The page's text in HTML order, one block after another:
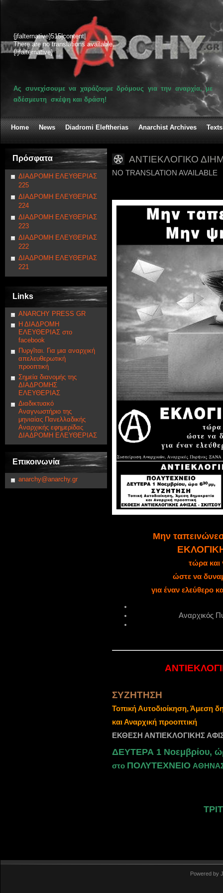
{jfalternative}515|content|
There are no translations available.
{/jfalternative}
Ας συνεχίσουμε να χαράζουμε δρόμους για την αναρχία, με
αδέσμευτη σκέψη και δράση!
Home News Diadromi Eleftherias Anarchist Archives Texts
Πρόσφατα
ΔΙΑΔΡΟΜΗ ΕΛΕΥΘΕΡΙΑΣ
225
ΔΙΑΔΡΟΜΗ ΕΛΕΥΘΕΡΙΑΣ
224
ΔΙΑΔΡΟΜΗ ΕΛΕΥΘΕΡΙΑΣ
223
ΔΙΑΔΡΟΜΗ ΕΛΕΥΘΕΡΙΑΣ
222
ΔΙΑΔΡΟΜΗ ΕΛΕΥΘΕΡΙΑΣ
221
Links
ANARCHY PRESS GR
Η ΔΙΑΔΡΟΜΗ
ΕΛΕΥΘΕΡΙΑΣ στο
facebook
Πυργῖται. Για μια αναρχική
απελευθερωτική
προοπτική
Σημεία διανομής της
ΔΙΑΔΡΟΜΗΣ
ΕΛΕΥΘΕΡΙΑΣ
Διαδικτυακό
Αναγνωστήριο της
μηνιαίας Πανελλαδικής
Αναρχικής εφημερίδας
ΔΙΑΔΡΟΜΗ ΕΛΕΥΘΕΡΙΑΣ
Επικοινωνία
anarchy@anarchy.gr
ΑΝΤΙΕΚΛΟΓΙΚΟ
NO TRANSLATION AVAILABLE
Μην
τώρα και
ώστε να
για έναν ελεύθερο
Αναρχικός
ΣΥΖΗΤΗΣΗ
Τοπική Αυτοδιοίκηση, Άμεση
και Αναρχική προοπτική
ΕΚΘΕΣΗ ΑΝΤΙΕΚΛΟΓΙΚΗΣ
ΔΕΥΤΕΡΑ 1 Νοεμβρίου,
στο ΠΟΛΥΤΕΧΝΕΙΟ
Powered by